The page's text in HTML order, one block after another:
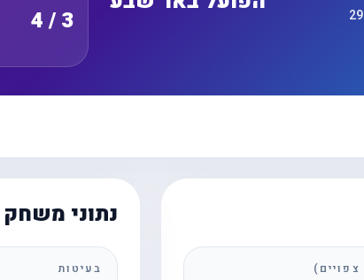
3 / 4
נתוני משחק
בעיטות